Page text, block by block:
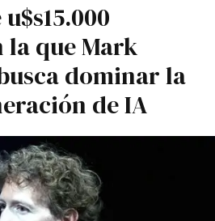
que Mark
dominar la
de IA